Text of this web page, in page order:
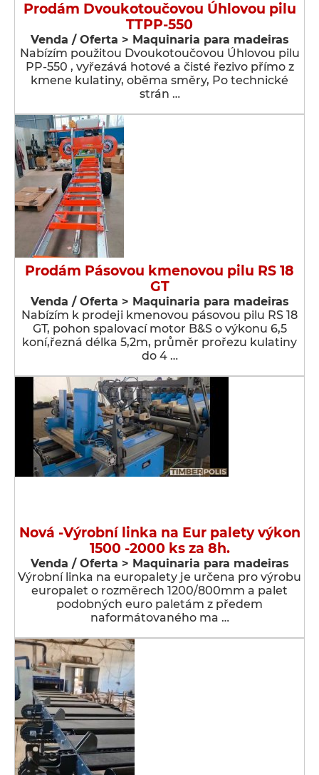
Prodám Dvoukotoučovou Úhlovou pilu
TTPP-550
Venda / Oferta > Maquinaria para madeiras
Nabízím použitou Dvoukotoučovou Úhlovou pilu
PP-550 , vyřezává hotové a čisté řezivo přímo z
kmene kulatiny, oběma směry, Po technické
strán …
Prodám Pásovou kmenovou pilu RS 18
GT
Venda / Oferta > Maquinaria para madeiras
Nabízím k prodeji kmenovou pásovou pilu RS 18
GT, pohon spalovací motor B&S o výkonu 6,5
koní,řezná délka 5,2m, průměr prořezu kulatiny
do 4 …
Nová -Výrobní linka na Eur palety výkon
1500 -2000 ks za 8h.
Venda / Oferta > Maquinaria para madeiras
Výrobní linka na europalety je určena pro výrobu
europalet o rozměrech 1200/800mm a palet
podobných euro paletám z předem
naformátovaného ma …